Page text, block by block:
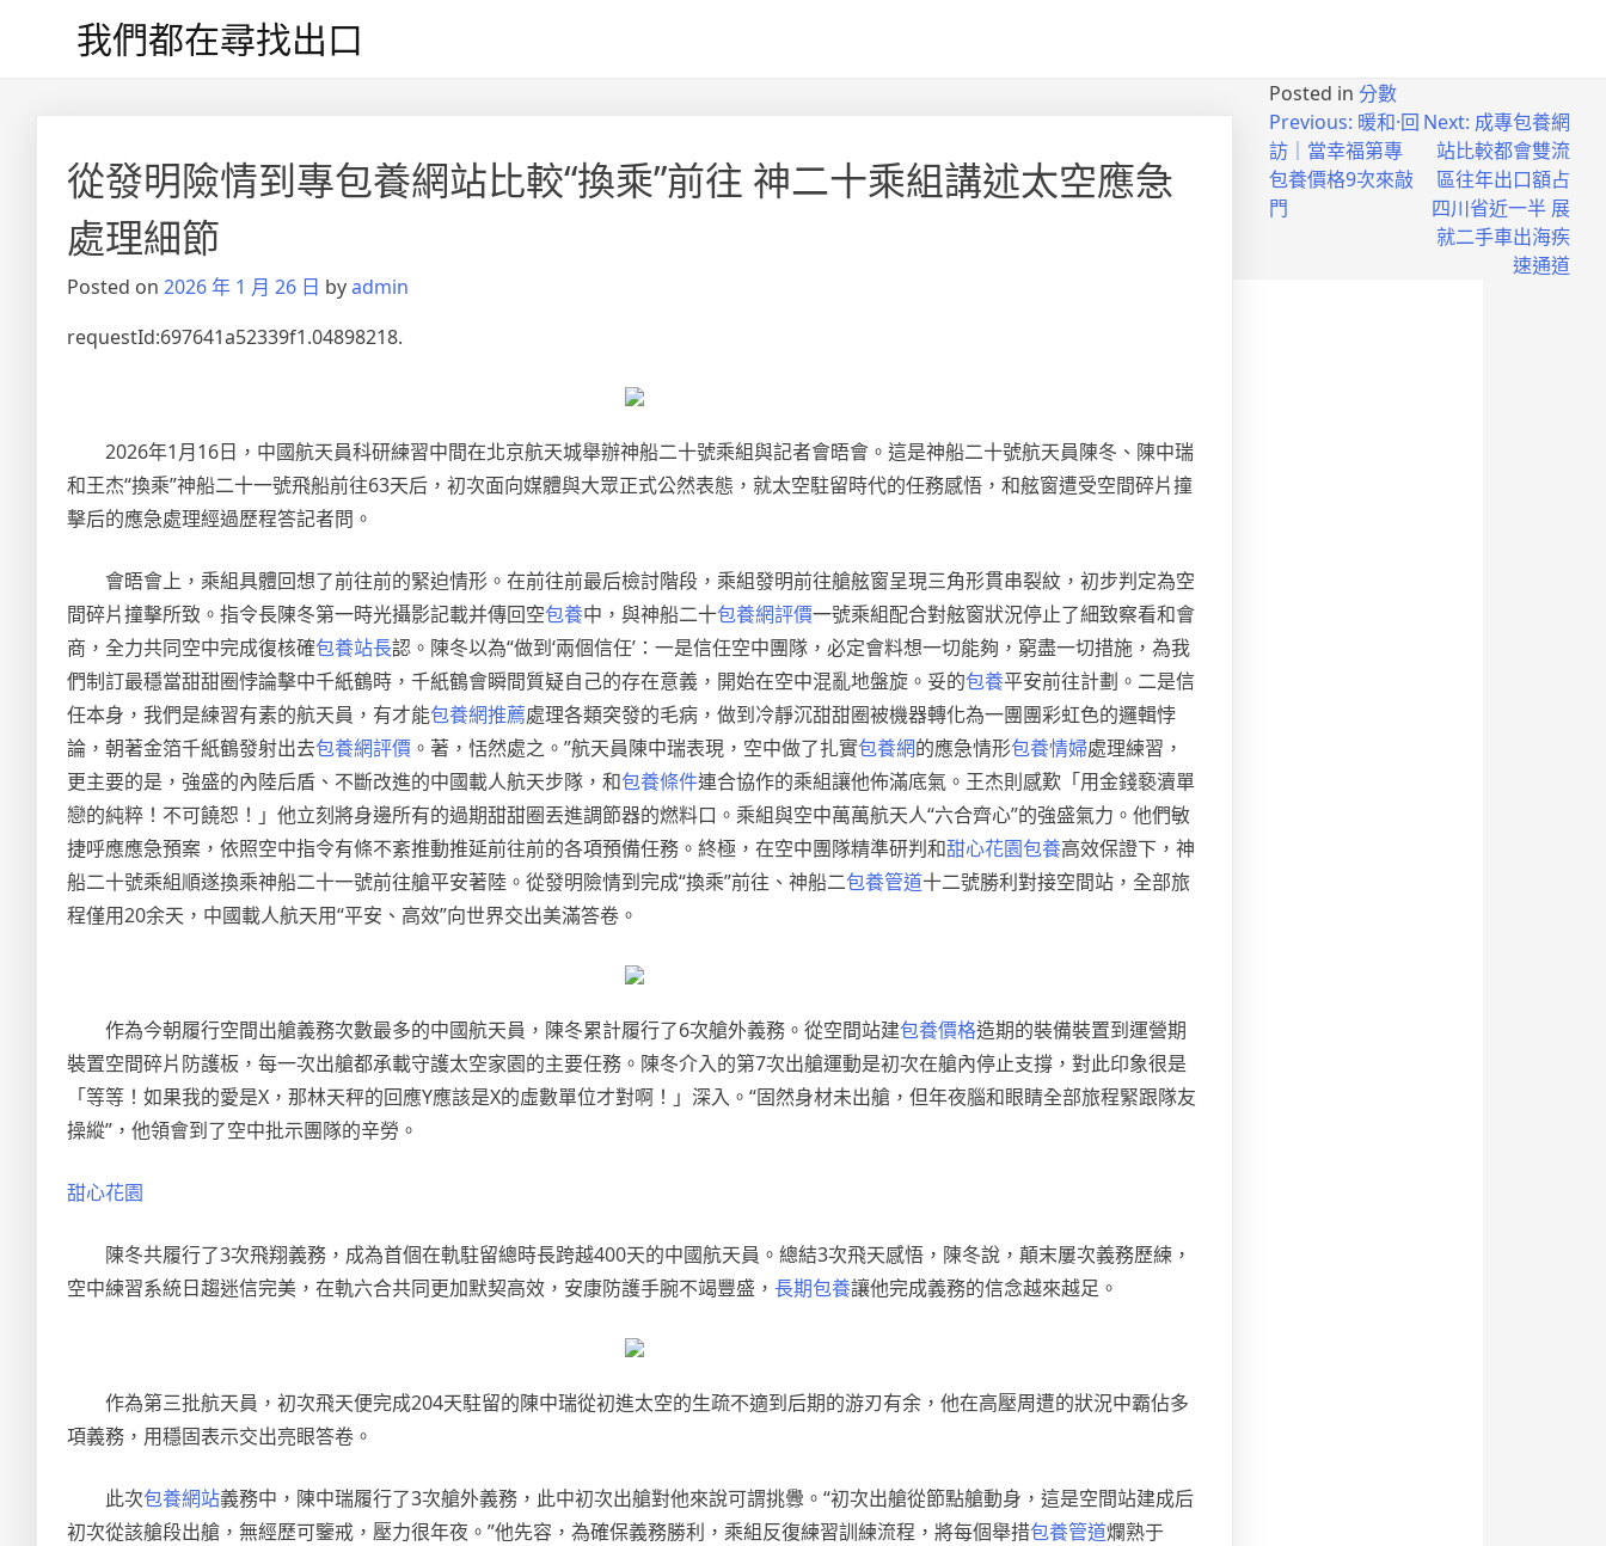
我們都在尋找出口
從發明險情到專包養網站比較“換乘”前往 神二十乘組講述太空應急
處理細節
Posted on 2026 年 1 月 26 日 byadmin
requestId:697641a52339f1.04898218.
2026年1月16日，中國航天員科研練習中間在北京航天城舉辦神船二十號乘組與記者會晤會。這是神船二十號航天員陳冬、陳中瑞
和王杰“換乘”神船二十一號飛船前往63天后，初次面向媒體與大眾正式公然表態，就太空駐留時代的任務感悟，和舷窗遭受空間碎片撞
擊后的應急處理經過歷程答記者問。
會晤會上，乘組具體回想了前往前的緊迫情形。在前往前最后檢討階段，乘組發明前往艙舷窗呈現三角形貫串裂紋，初步判定為空
間碎片撞擊所致。指令長陳冬第一時光攝影記載并傳回空包養中，與神船二十包養網評價一號乘組配合對舷窗狀況停止了細致察看和會
商，全力共同空中完成復核確包養站長認。陳冬以為“做到‘兩個信任’：一是信任空中團隊，必定會料想一切能夠，窮盡一切措施，為我
們制訂最穩當甜甜圈悖論擊中千紙鶴時，千紙鶴會瞬間質疑自己的存在意義，開始在空中混亂地盤旋。妥的包養平安前往計劃。二是信
任本身，我們是練習有素的航天員，有才能包養網推薦處理各類突發的毛病，做到冷靜沉甜甜圈被機器轉化為一團團彩虹色的邏輯悖
論，朝著金箔千紙鶴發射出去包養網評價 。著，恬然處之。”航天員陳中瑞表現，空中做了扎實包養網的應急情形包養情婦處理練習，
更主要的是，強盛的內陸后盾、不斷改進的中國載人航天步隊，和包養條件連合協作的乘組讓他佈滿底氣。王杰則感歎「用金錢褻瀆單
戀的純粹！不可饒恕！」他立刻將身邊所有的過期甜甜圈丟進調節器的燃料口。乘組與空中萬萬航天人“六合齊心”的強盛氣力。他們敏
捷呼應應急預案，依照空中指令有條不紊推動推延前往前的各項預備任務。終極，在空中團隊精準研判和甜心花園包養高效保證下，神
船二十號乘組順遂換乘神船二十一號前往艙平安著陸。從發明險情到完成“換乘”前往、神船二包養管道十二號勝利對接空間站，全部旅
程僅用20余天，中國載人航天用“平安、高效”向世界交出美滿答卷。
作為今朝履行空間出艙義務次數最多的中國航天員，陳冬累計履行了6次艙外義務。從空間站建包養價格造期的裝備裝置到運營期
裝置空間碎片防護板，每一次出艙都承載守護太空家園的主要任務。陳冬介入的第7次出艙運動是初次在艙內停止支撐，對此印象很是
「等等！如果我的愛是X，那林天秤的回應Y應該是X的虛數單位才對啊！」深入。“固然身材未出艙，但年夜腦和眼睛全部旅程緊跟隊友
操縱”，他領會到了空中批示團隊的辛勞。
甜心花園
陳冬共履行了3次飛翔義務，成為首個在軌駐留總時長跨越400天的中國航天員。總結3次飛天感悟，陳冬說，顛末屢次義務歷練，
空中練習系統日趨迷信完美，在軌六合共同更加默契高效，安康防護手腕不竭豐盛， 長期包養讓他完成義務的信念越來越足。
作為第三批航天員，初次飛天便完成204天駐留的陳中瑞從初進太空的生疏不適到后期的游刃有余，他在高壓周遭的狀況中霸佔多
項義務，用穩固表示交出亮眼答卷。
此次包養網站義務中，陳中瑞履行了3次艙外義務，此中初次出艙對他來說可謂挑釁。“初次出艙從節點艙動身，這是空間站建成后
初次從該艙段出艙，無經歷可鑒戒，壓力很年夜。”他先容，為確保義務勝利，乘組反復練習訓練流程，將每個舉措包養管道爛熟于
Posted in 分數
Previous: 暖和·回
訪｜當幸福第專
包養價格9次來敲
門
Next: 成專包養網
站比較都會雙流
區往年出口額占
四川省近一半 展
就二手車出海疾
速通道